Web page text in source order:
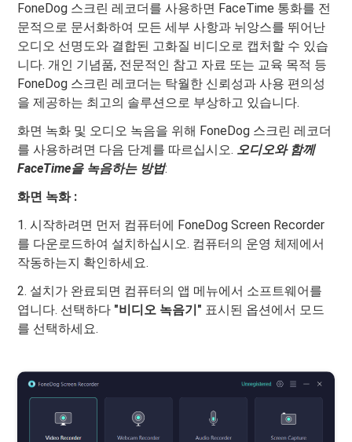
FoneDog 스크린 레코더를 사용하면 FaceTime 통화를 전
문적으로 문서화하여 모든 세부 사항과 뉘앙스를 뛰어난
오디오 선명도와 결합된 고화질 비디오로 캡처할 수 있습
니다. 개인 기념품, 전문적인 참고 자료 또는 교육 목적 등
FoneDog 스크린 레코더는 탁월한 신뢰성과 사용 편의성
을 제공하는 최고의 솔루션으로 부상하고 있습니다.
화면 녹화 및 오디오 녹음을 위해 FoneDog 스크린 레코더
를 사용하려면 다음 단계를 따르십시오. 오디오와 함께
FaceTime을 녹음하는 방법:
화면 녹화 :
1. 시작하려면 먼저 컴퓨터에 FoneDog Screen Recorder
를 다운로드하여 설치하십시오. 컴퓨터의 운영 체제에서
작동하는지 확인하세요.
2. 설치가 완료되면 컴퓨터의 앱 메뉴에서 소프트웨어를
엽니다. 선택하다 "비디오 녹음기" 표시된 옵션에서 모드
를 선택하세요.